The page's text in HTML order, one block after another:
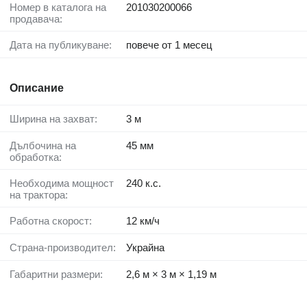
Номер в каталога на
продавача:
201030200066
Дата на публикуване: повече от 1 месец
Описание
Ширина на захват: 3 м
Дълбочина на
обработка:
45 мм
Необходима мощност
на трактора:
240 к.с.
Работна скорост: 12 км/ч
Страна-производител: Украйна
Габаритни размери: 2,6 м × 3 м × 1,19 м